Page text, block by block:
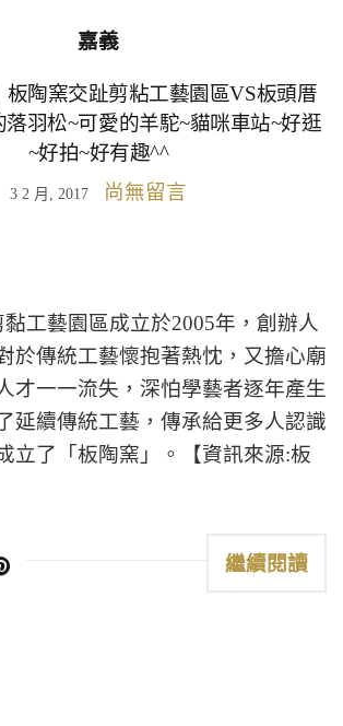
嘉義
板陶窯交趾剪粘工藝園區VS板頭厝
落羽松~可愛的羊駝~貓咪車站~好逛
~好拍~好有趣^^
3 2 月, 2017 尚無留言
工藝園區成立於2005年，創辦人
於傳統工藝懷抱著熱忱，又擔心廟
才一一流失，深怕學藝者逐年產生
延續傳統工藝，傳承給更多人認識
立了「板陶窯」。【資訊來源:板
繼續閱讀